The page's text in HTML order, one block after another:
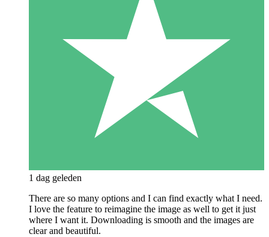
1 dag geleden
There are so many options and I can find exactly what I need.
I love the feature to reimagine the image as well to get it just
where I want it. Downloading is smooth and the images are
clear and beautiful.